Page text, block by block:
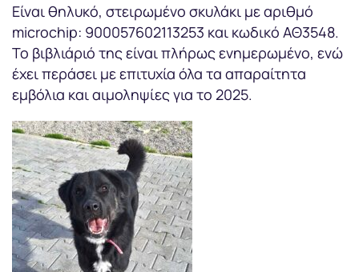
Είναι θηλυκό, στειρωμένο σκυλάκι με αριθμό
microchip: 900057602113253 και κωδικό ΑΘ3548.
Το βιβλιάριό της είναι πλήρως ενημερωμένο, ενώ
έχει περάσει με επιτυχία όλα τα απαραίτητα
εμβόλια και αιμοληψίες για το 2025.